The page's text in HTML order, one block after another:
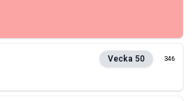
Vecka 50 346